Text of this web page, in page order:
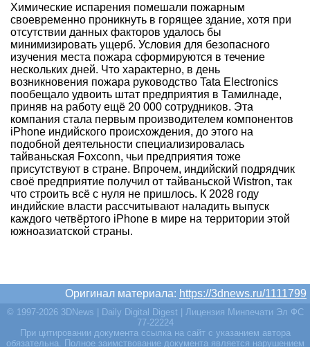
Химические испарения помешали пожарным
своевременно проникнуть в горящее здание, хотя при
отсутствии данных факторов удалось бы
минимизировать ущерб. Условия для безопасного
изучения места пожара сформируются в течение
нескольких дней. Что характерно, в день
возникновения пожара руководство Tata Electronics
пообещало удвоить штат предприятия в Тамилнаде,
приняв на работу ещё 20 000 сотрудников. Эта
компания стала первым производителем компонентов
iPhone индийского происхождения, до этого на
подобной деятельности специализировалась
тайваньская Foxconn, чьи предприятия тоже
присутствуют в стране. Впрочем, индийский подрядчик
своё предприятие получил от тайваньской Wistron, так
что строить всё с нуля не пришлось. К 2028 году
индийские власти рассчитывают наладить выпуск
каждого четвёртого iPhone в мире на территории этой
южноазиатской страны.
Оригинал материала: https://3dnews.ru/1111799
© 1997-2026 3DNews | Daily Digital Digest | Лицензия Минпечати Эл ФС
77-22224
При цитировании документа ссылка на сайт с указанием автора
обязательна. Полное заимствование документа является нарушением